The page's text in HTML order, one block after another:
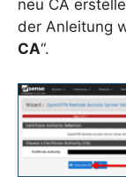
neu CA
der Anleitung
CA“.